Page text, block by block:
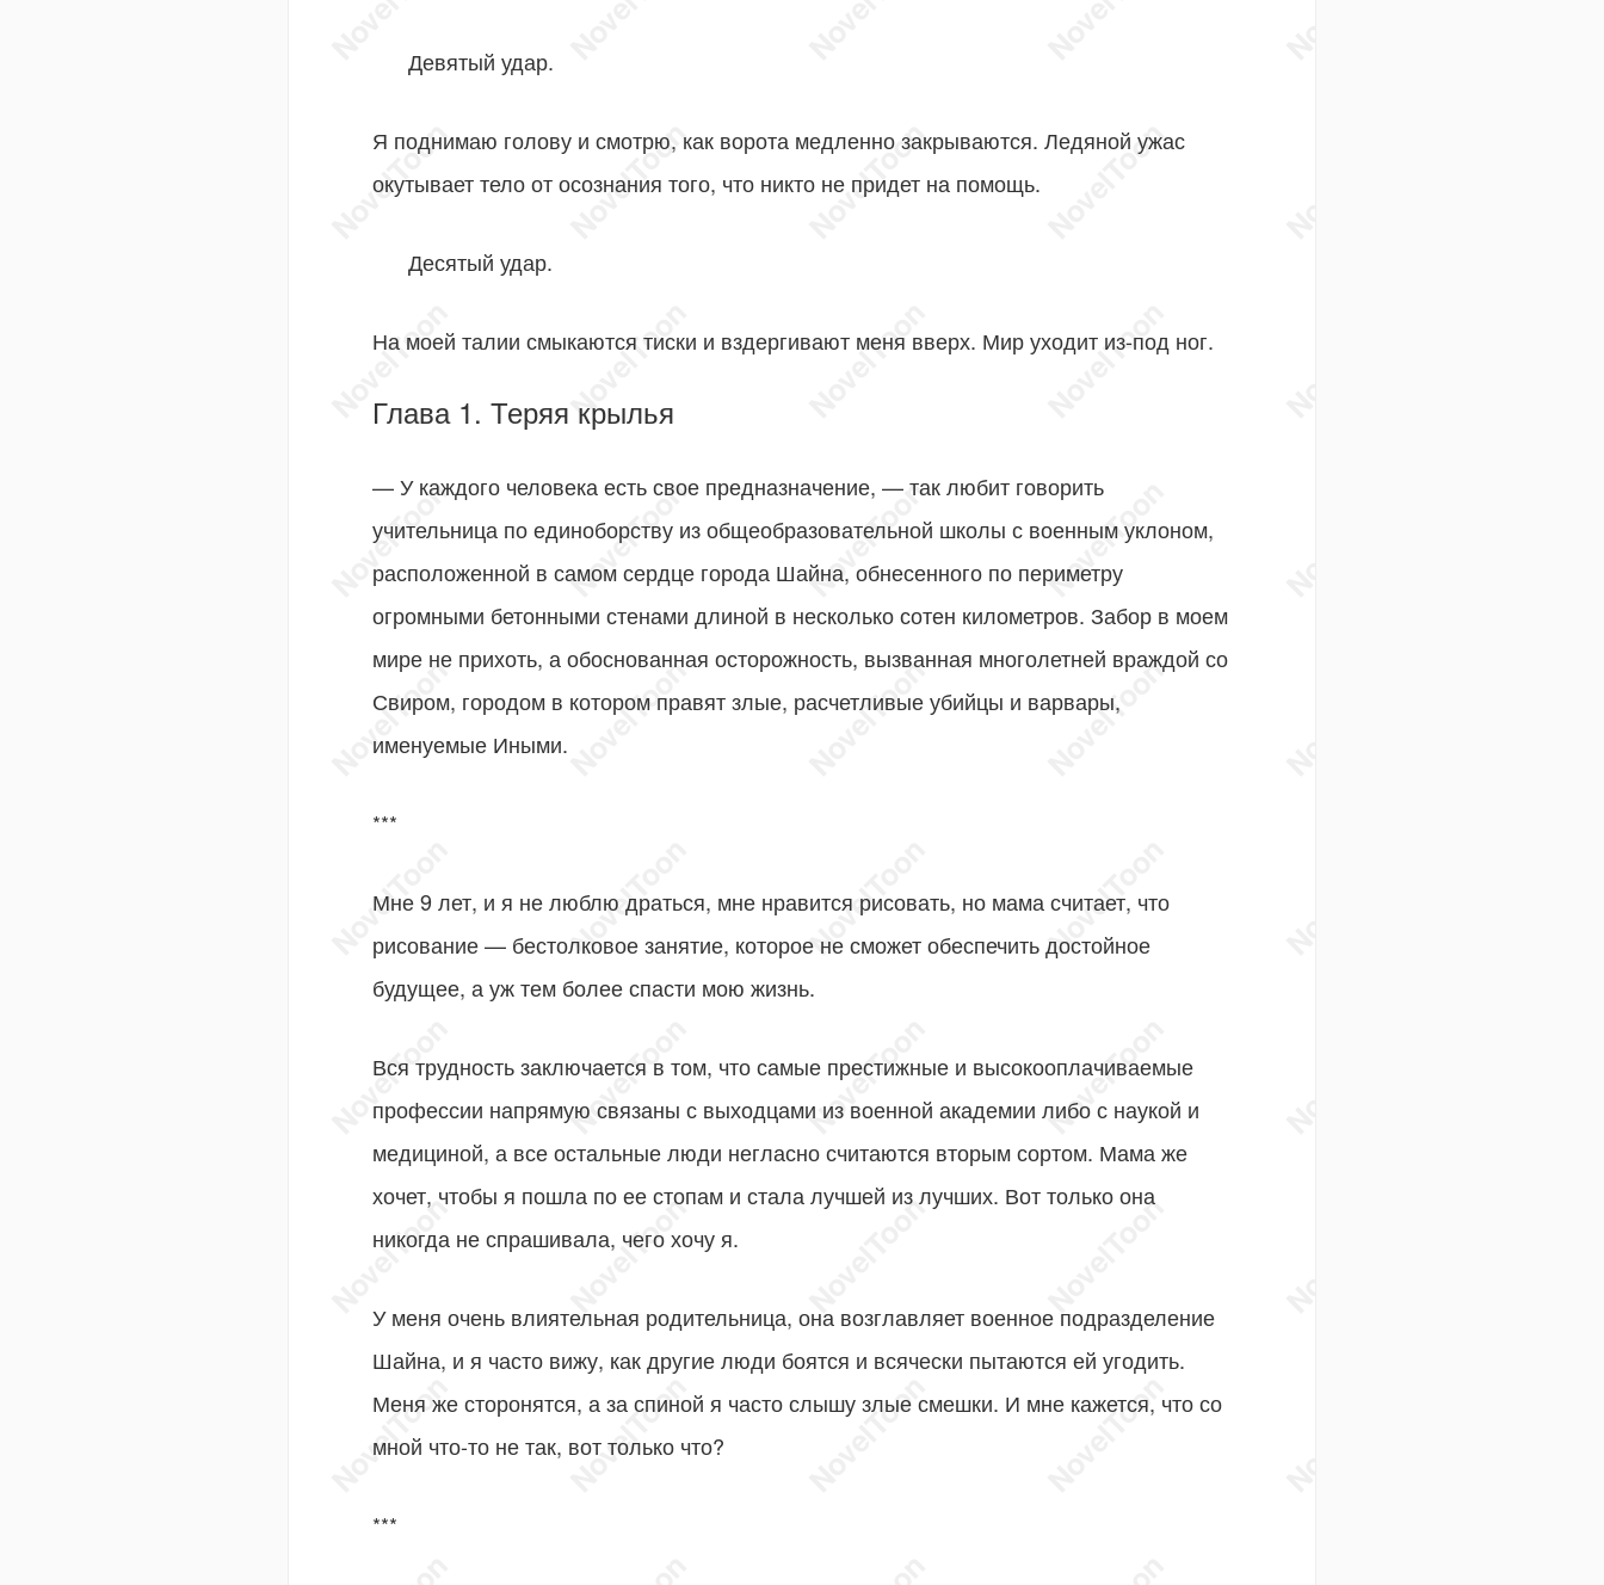
Девятый удар.
Я поднимаю голову и смотрю, как ворота медленно закрываются. Ледяной ужас
окутывает тело от осознания того, что никто не придет на помощь.
Десятый удар.
На моей талии смыкаются тиски и вздергивают меня вверх. Мир уходит из-под ног.
Глава 1. Теряя крылья
— У каждого человека есть свое предназначение, — так любит говорить
учительница по единоборству из общеобразовательной школы с военным уклоном,
расположенной в самом сердце города Шайна, обнесенного по периметру
огромными бетонными стенами длиной в несколько сотен километров. Забор в моем
мире не прихоть, а обоснованная осторожность, вызванная многолетней враждой со
Свиром, городом в котором правят злые, расчетливые убийцы и варвары,
именуемые Иными.
***
Мне 9 лет, и я не люблю драться, мне нравится рисовать, но мама считает, что
рисование — бестолковое занятие, которое не сможет обеспечить достойное
будущее, а уж тем более спасти мою жизнь.
Вся трудность заключается в том, что самые престижные и высокооплачиваемые
профессии напрямую связаны с выходцами из военной академии либо с наукой и
медициной, а все остальные люди негласно считаются вторым сортом. Мама же
хочет, чтобы я пошла по ее стопам и стала лучшей из лучших. Вот только она
никогда не спрашивала, чего хочу я.
У меня очень влиятельная родительница, она возглавляет военное подразделение
Шайна, и я часто вижу, как другие люди боятся и всячески пытаются ей угодить.
Меня же сторонятся, а за спиной я часто слышу злые смешки. И мне кажется, что со
мной что-то не так, вот только что?
***